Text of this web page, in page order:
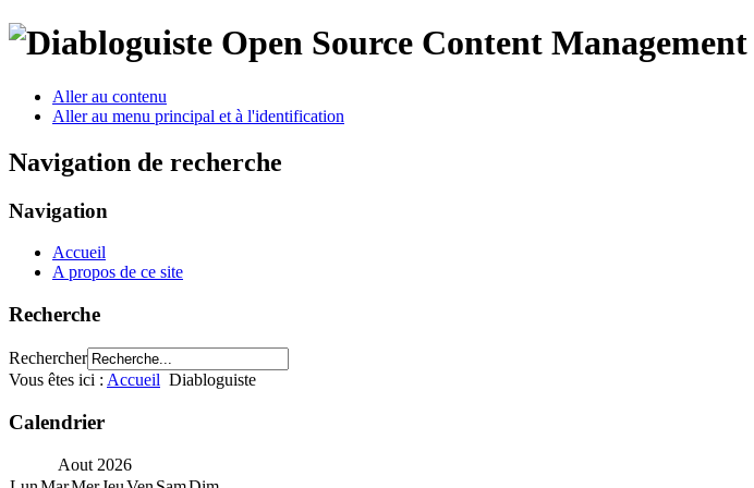
Open Source Content Management
Aller au contenu
Aller au menu principal et à l'identification
Navigation de recherche
Navigation
Accueil
A propos de ce site
Recherche
Rechercher
Vous êtes ici : Accueil Diabloguiste
Calendrier
Aout 2026